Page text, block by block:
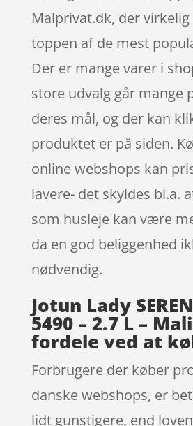
Malprivat.dk, der
toppen af de mest
Der er mange varer i
store udvalg går mange
deres mål, og der kan
produktet er på siden.
online webshops kan
lavere- det skyldes bl.a.
som husleje kan være
da en god beliggenhed
nødvendig.
Jotun Lady
5490 – 2.7 L –
fordele ved at
Forbrugere der køber
danske webshops, er
lidt gunstigere, end